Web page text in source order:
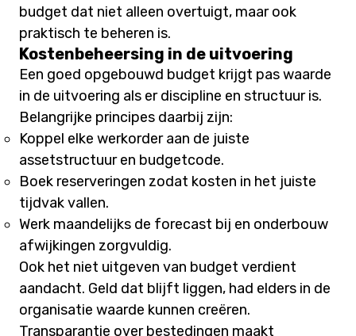
budget dat niet alleen overtuigt, maar ook
praktisch te beheren is.
Kostenbeheersing in de uitvoering
Een goed opgebouwd budget krijgt pas waarde
in de uitvoering als er discipline en structuur is.
Belangrijke principes daarbij zijn:
Koppel elke werkorder aan de juiste
assetstructuur en budgetcode.
Boek reserveringen zodat kosten in het juiste
tijdvak vallen.
Werk maandelijks de forecast bij en onderbouw
afwijkingen zorgvuldig.
Ook het niet uitgeven van budget verdient
aandacht. Geld dat blijft liggen, had elders in de
organisatie waarde kunnen creëren.
Transparantie over bestedingen maakt